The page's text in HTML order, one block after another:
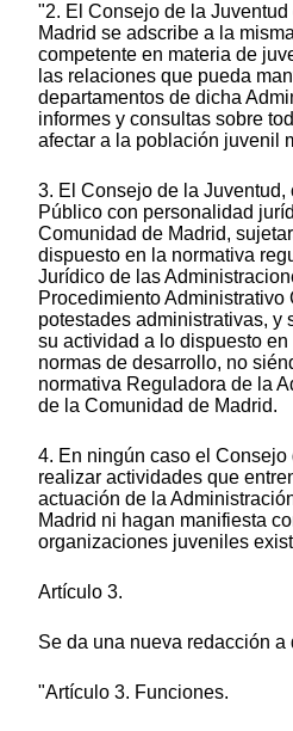
"2. El Consejo de la
Madrid se adscribe a la
competente en materia de
las relaciones que pueda
departamentos de dicha
informes y consultas sobre
afectar a la población juvenil
3. El Consejo de la
Público con personalidad
Comunidad de Madrid,
dispuesto en la normativa
Jurídico de las
Procedimiento Administrativo
potestades administrativas, y
su actividad a lo dispuesto
normas de desarrollo, no
normativa Reguladora de la
de la Comunidad de Madrid.
4. En ningún caso el Consejo
realizar actividades que
actuación de la
Madrid ni hagan manifiesta
organizaciones juveniles
Artículo 3.
Se da una nueva redacción a
"Artículo 3. Funciones.